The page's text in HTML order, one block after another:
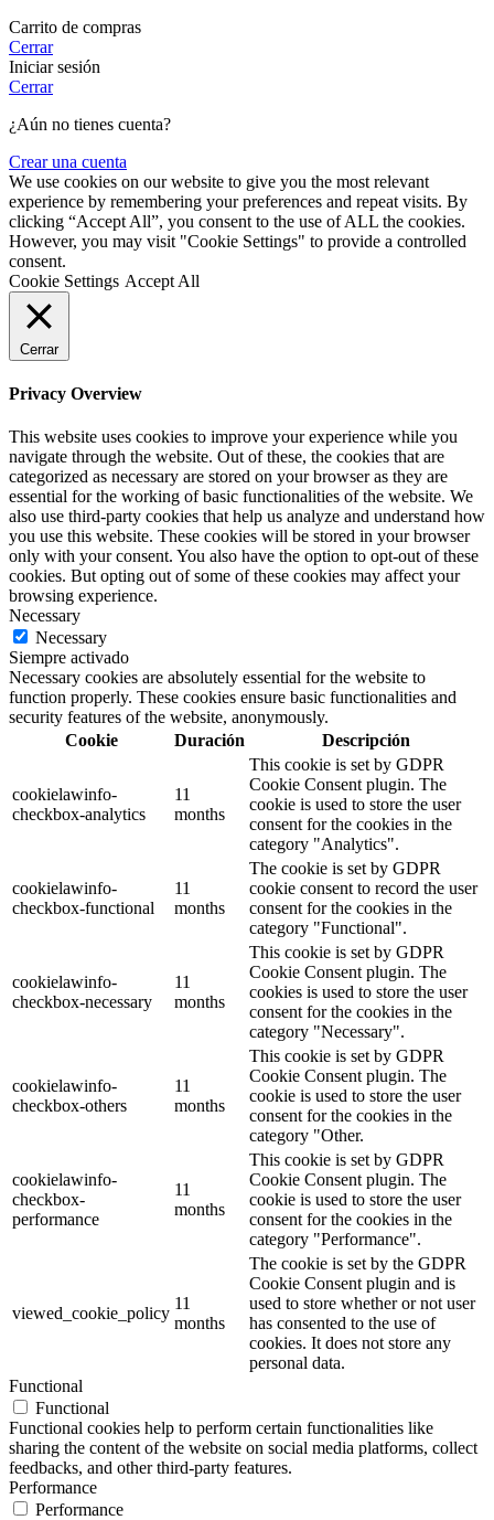
Carrito de compras
Cerrar
Iniciar sesión
Cerrar
¿Aún no tienes cuenta?
Crear una cuenta
We use cookies on our website to give you the most relevant
experience by remembering your preferences and repeat visits. By
clicking “Accept All”, you consent to the use of ALL the cookies.
However, you may visit "Cookie Settings" to provide a controlled
consent.
Cookie Settings Accept All
Cerrar
Privacy Overview
This website uses cookies to improve your experience while you
navigate through the website. Out of these, the cookies that are
categorized as necessary are stored on your browser as they are
essential for the working of basic functionalities of the website. We
also use third-party cookies that help us analyze and understand how
you use this website. These cookies will be stored in your browser
only with your consent. You also have the option to opt-out of these
cookies. But opting out of some of these cookies may affect your
browsing experience.
Necessary
Necessary
Siempre activado
Necessary cookies are absolutely essential for the website to
function properly. These cookies ensure basic functionalities and
security features of the website, anonymously.
Cookie
Duración Descripción
cookielawinfo-
checkbox-analytics
11
months
This cookie is set by GDPR
Cookie Consent plugin. The
cookie is used to store the user
consent for the cookies in the
category "Analytics".
cookielawinfo-
checkbox-functional
11
months
The cookie is set by GDPR
cookie consent to record the user
consent for the cookies in the
category "Functional".
cookielawinfo-
checkbox-necessary
11
months
This cookie is set by GDPR
Cookie Consent plugin. The
cookies is used to store the user
consent for the cookies in the
category "Necessary".
cookielawinfo-
checkbox-others
11
months
This cookie is set by GDPR
Cookie Consent plugin. The
cookie is used to store the user
consent for the cookies in the
category "Other.
cookielawinfo-
checkbox-
performance
11
months
This cookie is set by GDPR
Cookie Consent plugin. The
cookie is used to store the user
consent for the cookies in the
category "Performance".
viewed_cookie_policy
11
months
The cookie is set by the GDPR
Cookie Consent plugin and is
used to store whether or not user
has consented to the use of
cookies. It does not store any
personal data.
Functional
Functional
Functional cookies help to perform certain functionalities like
sharing the content of the website on social media platforms, collect
feedbacks, and other third-party features.
Performance
Performance